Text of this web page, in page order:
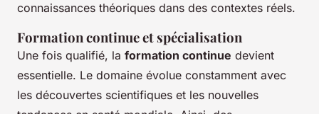
connaissances théoriques dans des contextes réels.
Formation continue et spécialisation
Une fois qualifié, la formation continue devient
essentielle. Le domaine évolue constamment avec
les découvertes scientifiques et les nouvelles